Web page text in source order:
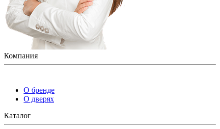
Компания
О бренде
О дверях
Каталог